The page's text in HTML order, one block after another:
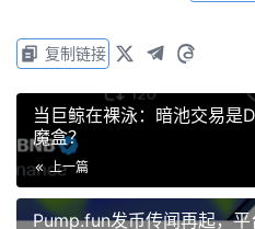
截然不同。
所以提高 Gas Limit 并不需
PoS 节点在出块时持续“发信
纳这一变更。目前以太坊全
要达到一定的支持比例，网
限，并确保所有节点的兼容性
复制链接
当巨鲸在裸泳：暗池交易是
魔盒？
上一篇
Pump.fun发币传闻再起，